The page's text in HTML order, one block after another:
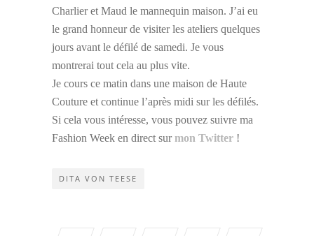
Charlier et Maud le mannequin maison. J’ai eu
le grand honneur de visiter les ateliers quelques
jours avant le défilé de samedi. Je vous
montrerai tout cela au plus vite.
Je cours ce matin dans une maison de Haute
Couture et continue l’après midi sur les défilés.
Si cela vous intéresse, vous pouvez suivre ma
Fashion Week en direct surmon Twitter !
DITA VON TEESE